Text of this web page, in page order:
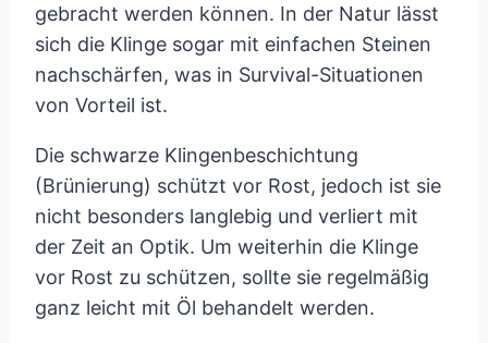
gebracht werden können. In der Natur lässt
sich die Klinge sogar mit einfachen Steinen
nachschärfen, was in Survival-Situationen
von Vorteil ist.
Die schwarze Klingenbeschichtung
(Brünierung) schützt vor Rost, jedoch ist sie
nicht besonders langlebig und verliert mit
der Zeit an Optik. Um weiterhin die Klinge
vor Rost zu schützen, sollte sie regelmäßig
ganz leicht mit Öl behandelt werden.